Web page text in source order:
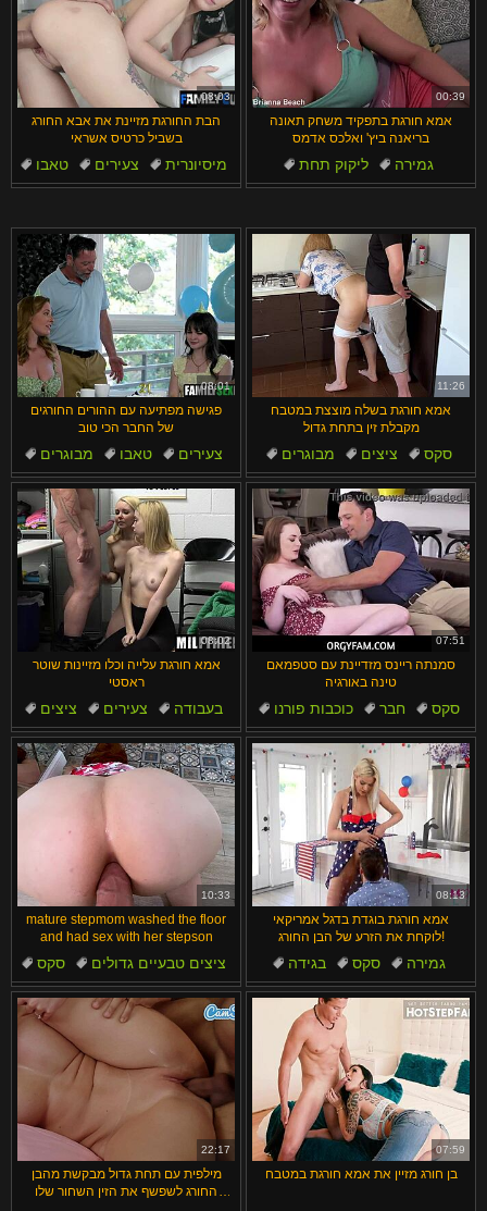
08:03
הבת החורגת מזיינת את אבא החורג
בשביל כרטיס אשראי
טאבו צעירים
מיסיונרית
נקודת מבט
דוגי סטייל
00:39
אמא חורגת בתפקיד משחק תאונה
בריאנה ביץ' ואלכס אדמס
ליקוק תחת
גמירה
משחק תפקידים
08:01
פגישה מפתיעה עם ההורים החורגים
של החבר הכי טוב
מבוגרים טאבו
צעירים
סקס
נערות
11:26
אמא חורגת בשלה מוצצת במטבח
מקבלת זין בתחת גדול
מבוגרים ציצים
סקס
מטבח
תחת גדול
08:02
אמא חורגת עלייה וכלו מזיינות שוטר
ראסטי
ציצים צעירים
בעבודה
דוגי סטייל
תחת גדול
07:51
סמנתה ריינס מזדיינת עם סטפמאם
טינה באורגיה
כוכבות פורנו חבר
סקס
עבודת יד
עירום
10:33
mature stepmom washed the floor
and had sex with her stepson
סקס
ציצים טבעיים גדולים
ציצים
תוצרת בית חמות
08:13
אמא חורגת בוגדת בדגל אמריקאי
לוקחת את הזרע של הבן החורג!
בגידה סקס
גמירה
מציאות
בגדים קרועים
22:17
מילפית עם תחת גדול מבקשת מהבן
החורג לשפשף את הזין השחור שלו
07:59
בן חורג מזיין את אמא חורגת במטבח